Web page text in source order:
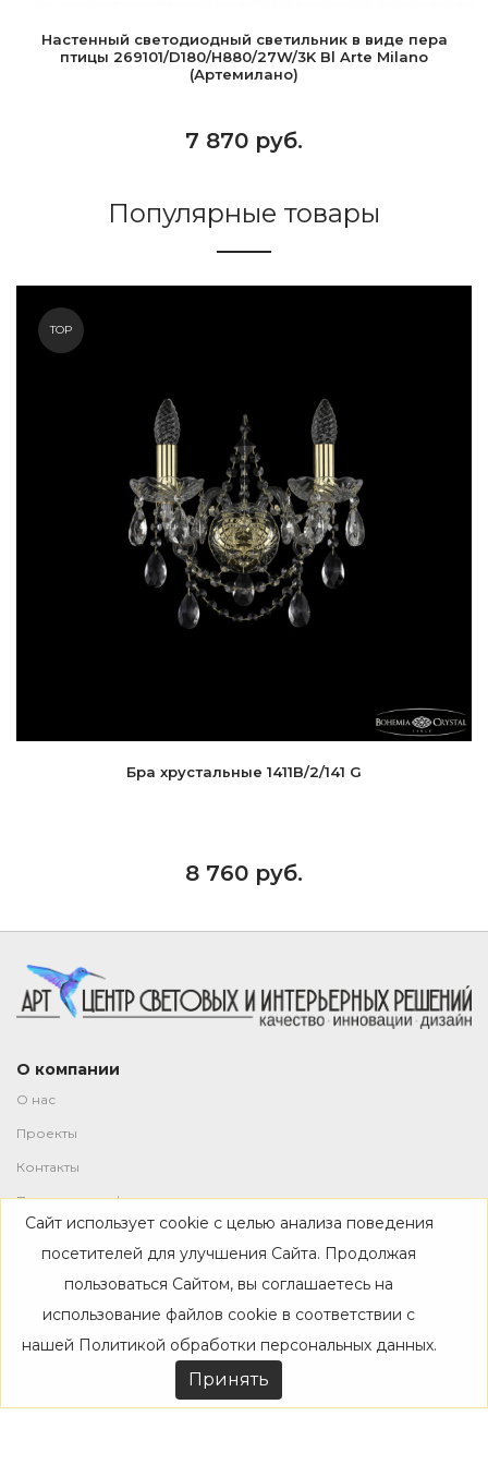
Настенный светодиодный светильник в виде пера
птицы 269101/D180/H880/27W/3K Bl Arte Milano
(Артемилано)
7 870 руб.
Популярные товары
TOP
Бра хрустальные 1411B/2/141 G
8 760 руб.
О компании
О нас
Проекты
Контакты
Политика конфиденциальности
Магазин
Каталог
Дизайнерам
Акции
Сайт использует cookie с целью анализа поведения
посетителей для улучшения Сайта. Продолжая
пользоваться Сайтом, вы соглашаетесь на
использование файлов cookie в соответствии с
нашей Политикой обработки персональных данных.
Принять